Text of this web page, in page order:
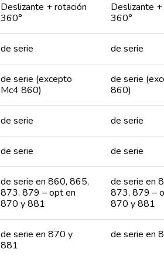
Deslizante + rotación
360°
Deslizante
360°
de serie de serie
de serie (excepto
Mc4 860)
de serie
860)
de serie de serie
de serie de serie
de serie en 860, 865,
873, 879 – opt en
870 y 881
de serie en
873, 879 –
870 y 881
de serie en 870 y
881
de serie en